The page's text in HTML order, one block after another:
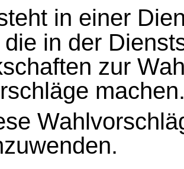
in einer
in der
zur